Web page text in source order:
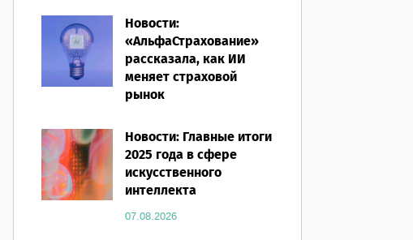
Новости:
«АльфаСтрахование»
рассказала, как ИИ
меняет страховой
рынок
Новости: Главные итоги
2025 года в сфере
искусственного
интеллекта
07.08.2026